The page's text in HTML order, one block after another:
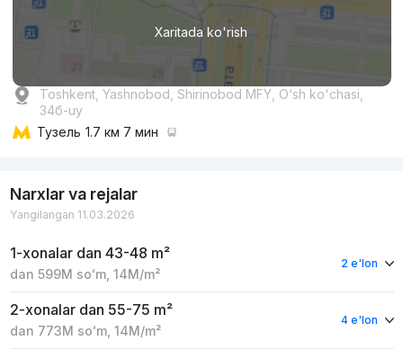
Xaritada ko'rish
Toshkent, Yashnobod, Shirinobod MFY, O‘sh ko'chasi,
34б-uy
Тузель 1.7 км 7 мин
Narxlar va rejalar
Yangilangan 11.03.2026
1-xonalar dan 43-48 m²
dan 599M soʻm, 14M/m²
2 e'lon
2-xonalar dan 55-75 m²
dan 773M soʻm, 14M/m²
4 e'lon